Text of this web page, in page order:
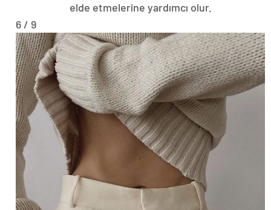
elde etmelerine yardımcı olur.
6 / 9